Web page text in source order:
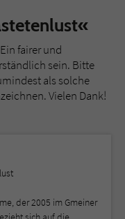
fairer und
sein. Bitte
als solche
Vielen Dank!
der 2005 im Gmeiner